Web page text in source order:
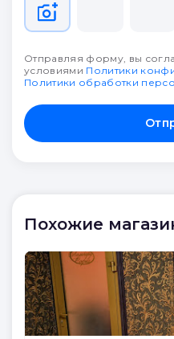
Отправляя форму, вы
условиями Политики
Политики обработки
Похожие